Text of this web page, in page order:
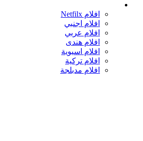
افلام Netfilx
افلام اجنبي
افلام عربي
افلام هندى
افلام اسيوية
افلام تركية
افلام مدبلجة